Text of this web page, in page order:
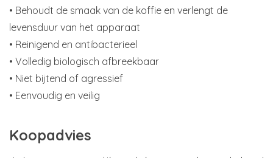
• Behoudt de smaak van de koffie en verlengt de
levensduur van het apparaat
• Reinigend en antibacterieel
• Volledig biologisch afbreekbaar
• Niet bijtend of agressief
• Eenvoudig en veilig
Koopadvies